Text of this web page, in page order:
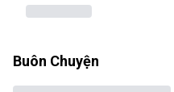
Buôn Chuyện